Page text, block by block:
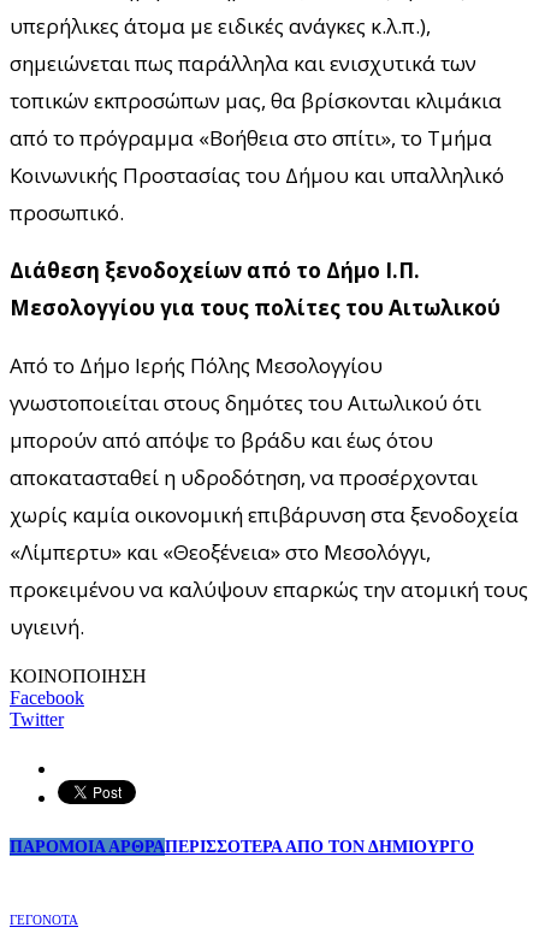
υπερήλικες άτομα με ειδικές ανάγκες κ.λ.π.),
σημειώνεται πως παράλληλα και ενισχυτικά των
τοπικών εκπροσώπων μας, θα βρίσκονται κλιμάκια
από το πρόγραμμα «Βοήθεια στο σπίτι», το Τμήμα
Κοινωνικής Προστασίας του Δήμου και υπαλληλικό
προσωπικό.
Διάθεση ξενοδοχείων από το Δήμο Ι.Π.
Μεσολογγίου για τους πολίτες του Αιτωλικού
Από το Δήμο Ιερής Πόλης Μεσολογγίου
γνωστοποιείται στους δημότες του Αιτωλικού ότι
μπορούν από απόψε το βράδυ και έως ότου
αποκατασταθεί η υδροδότηση, να προσέρχονται
χωρίς καμία οικονομική επιβάρυνση στα ξενοδοχεία
«Λίμπερτυ» και «Θεοξένεια» στο Μεσολόγγι,
προκειμένου να καλύψουν επαρκώς την ατομική τους
υγιεινή.
ΚΟΙΝΟΠΟΙΗΣΗ
Facebook
Twitter
ΠΑΡΟΜΟΙΑ ΑΡΘΡΑΠΕΡΙΣΣΟΤΕΡΑ ΑΠΟ ΤΟΝ ΔΗΜΙΟΥΡΓΟ
ΓΕΓΟΝΟΤΑ